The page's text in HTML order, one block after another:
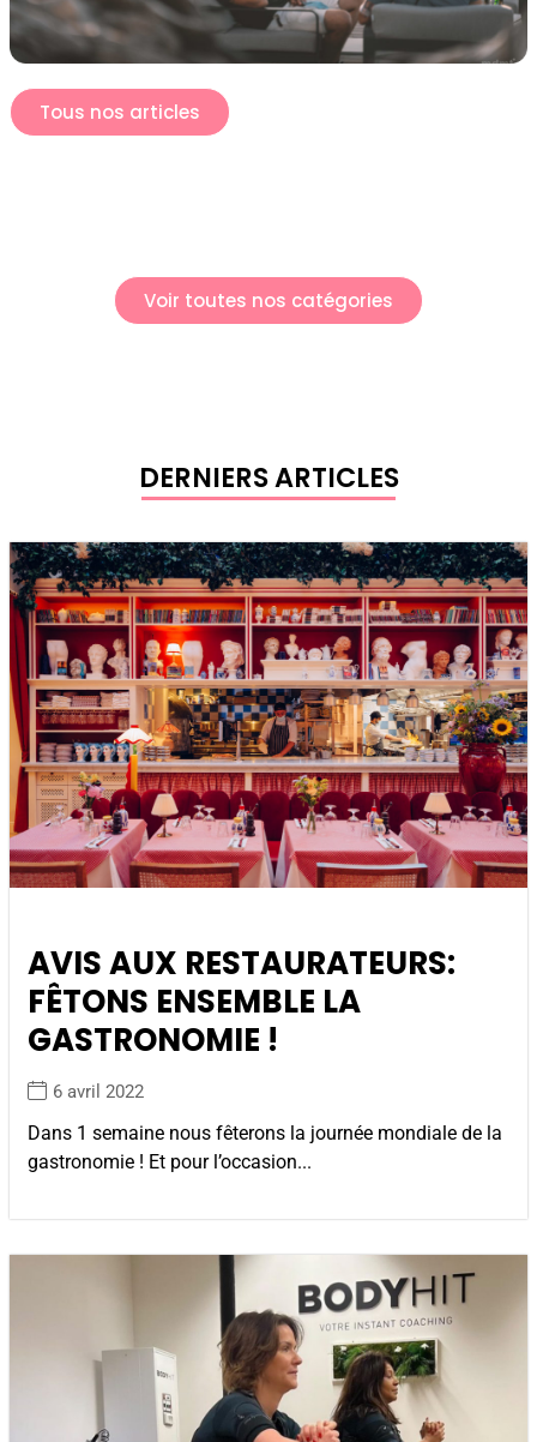
Tous nos articles
Voir toutes nos catégories
DERNIERS ARTICLES
AVIS AUX RESTAURATEURS:
FÊTONS ENSEMBLE LA
GASTRONOMIE !
6 avril 2022
Dans 1 semaine nous fêterons la journée mondiale de la
gastronomie ! Et pour l’occasion...